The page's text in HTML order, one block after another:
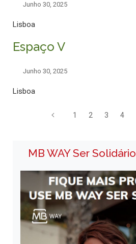
Junho 30, 2025
Lisboa
Espaço V
Junho 30, 2025
Lisboa
1 2 3 4
MB WAY Ser Solidário